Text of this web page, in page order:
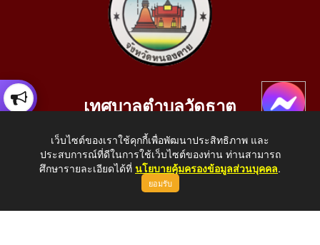
เทศบาลตำบลวัดธาตุ
อ.เมือง จ.หนองคาย 43000
โทรศัพท์: 042-414758 โทรสาร: 042-414759
E-Mail: saraban_05430110@dla.go.th
เว็บไซต์ของเราใช้คุกกี้เพื่อพัฒนาประสิทธิภาพ และ
ประสบการณ์ที่ดีในการใช้เว็บไซต์ของท่าน ท่านสามารถ
ศึกษารายละเอียดได้ที่ นโยบายคุ้มครองข้อมูลส่วนบุคคล.
ยอมรับ